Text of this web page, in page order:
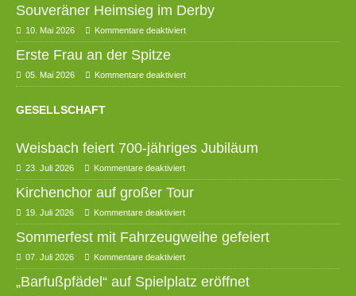
Souveräner Heimsieg im Derby
10. Mai 2026 Kommentare deaktiviert
Erste Frau an der Spitze
05. Mai 2026 Kommentare deaktiviert
GESELLSCHAFT
Weisbach feiert 700-jähriges Jubiläum
23. Juli 2026 Kommentare deaktiviert
Kirchenchor auf großer Tour
19. Juli 2026 Kommentare deaktiviert
Sommerfest mit Fahrzeugweihe gefeiert
07. Juli 2026 Kommentare deaktiviert
„Barfußpfädel“ auf Spielplatz eröffnet